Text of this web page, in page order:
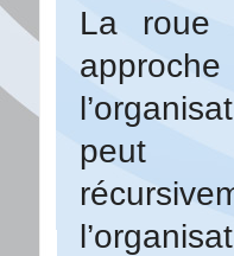
La roue
peut